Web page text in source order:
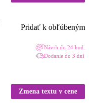
Pridať k obľúbeným
Návrh do 24 hod.
Dodanie do 3 dní
Zmena textu v cene